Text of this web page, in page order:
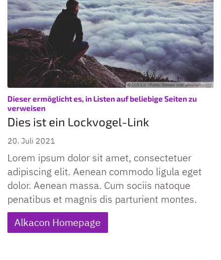
© CC0 1.0 - Public Domain (von unsplash.com)
Dieser ermöglicht es, in Listen auf beliebige Seiten zu
verweisen:
Dies ist ein Lockvogel-Link
20. Juli 2021
Lorem ipsum dolor sit amet, consectetuer
adipiscing elit. Aenean commodo ligula eget
dolor. Aenean massa. Cum sociis natoque
penatibus et magnis dis parturient montes.
Alkacon Homepage